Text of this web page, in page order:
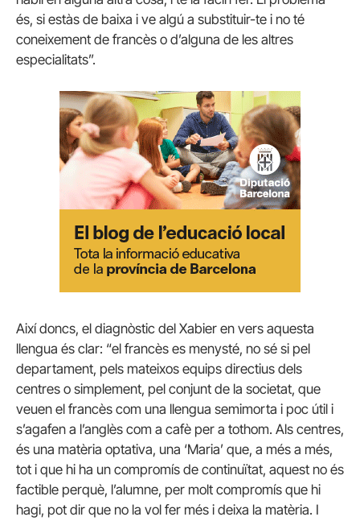
és, si estàs de baixa i ve algú a substituir-te i no té
coneixement de francès o d’alguna de les altres
especialitats”.
Així doncs, el diagnòstic del Xabier en vers aquesta
llengua és clar: “el francès es menysté, no sé si pel
departament, pels mateixos equips directius dels
centres o simplement, pel conjunt de la societat, que
veuen el francès com una llengua semimorta i poc útil i
s’agafen a l’anglès com a cafè per a tothom. Als centres,
és una matèria optativa, una ‘Maria’ que, a més a més,
tot i que hi ha un compromís de continuïtat, aquest no és
factible perquè, l’alumne, per molt compromís que hi
hagi, pot dir que no la vol fer més i deixa la matèria. I